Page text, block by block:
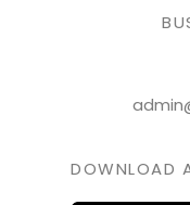
DOWNLOAD